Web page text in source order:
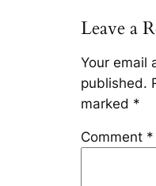
Leave a
Your email
published.
marked *
Comment *